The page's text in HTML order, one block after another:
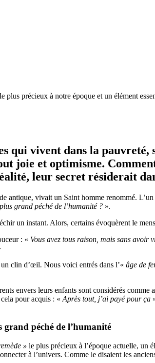
plus précieux à notre époque et un élément
qui vivent dans la pauvreté,
joie et optimisme.
leur secret résiderait
antique, vivait un Saint homme renommé.
grand péché de l’humanité ? ».
un instant. Alors, certains évoquèrent le
: « Vous avez tous raison, mais sans avoir
clin d’œil. Nous voici entrés dans l’« âge de
envers leurs enfants sont considérés comme
pour acquis : « Après tout, j’ai payé pour ça
péché de l’humanité
» le plus précieux à l’époque actuelle, un
à l’univers. Comme le disaient les